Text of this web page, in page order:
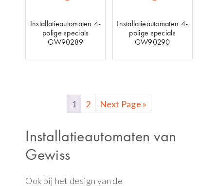
Installatieautomaten 4-
polige specials
GW90289
Installatieautomaten 4-
polige specials
GW90290
1 2 Next Page »
Installatieautomaten van
Gewiss
Ook bij het design van de